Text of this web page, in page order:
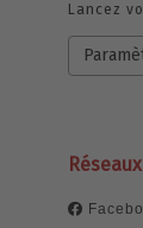
Lancez